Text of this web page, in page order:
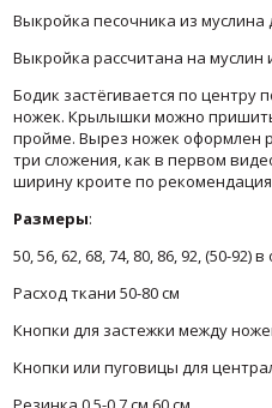
Выкройка песочника из
Выкройка рассчитана на муслин
Бодик застёгивается по центру
ножек. Крылышки можно
пройме. Вырез ножек оформлен
три сложения, как в первом
ширину кроите по
Размеры:
50, 56, 62, 68, 74, 80, 86, 92, (50-
Расход ткани 50-80 см
Кнопки для застежки между
Кнопки или пуговицы для